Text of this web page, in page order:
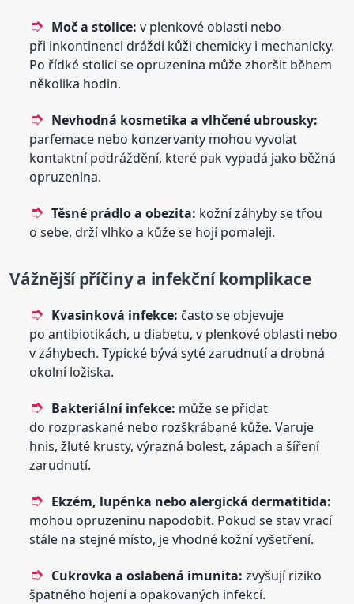
Moč a stolice: v plenkové oblasti nebo
při inkontinenci dráždí kůži chemicky i mechanicky.
Po řídké stolici se opruzenina může zhoršit během
několika hodin.
Nevhodná kosmetika a vlhčené ubrousky:
parfemace nebo konzervanty mohou vyvolat
kontaktní podráždění, které pak vypadá jako běžná
opruzenina.
Těsné prádlo a obezita: kožní záhyby se třou
o sebe, drží vlhko a kůže se hojí pomaleji.
Vážnější příčiny a infekční komplikace
Kvasinková infekce: často se objevuje
po antibiotikách, u diabetu, v plenkové oblasti nebo
v záhybech. Typické bývá syté zarudnutí a drobná
okolní ložiska.
Bakteriální infekce: může se přidat
do rozpraskané nebo rozškrábané kůže. Varuje
hnis, žluté krusty, výrazná bolest, zápach a šíření
zarudnutí.
Ekzém, lupénka nebo alergická dermatitida:
mohou opruzeninu napodobit. Pokud se stav vrací
stále na stejné místo, je vhodné kožní vyšetření.
Cukrovka a oslabená imunita: zvyšují riziko
špatného hojení a opakovaných infekcí.